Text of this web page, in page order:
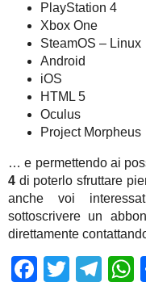
PlayStation 4
Xbox One
SteamOS – Linux
Android
iOS
HTML 5
Oculus
Project Morpheus
… e permettendo ai
4 di poterlo sfruttare
anche voi
sottoscrivere un
direttamente
Twitter